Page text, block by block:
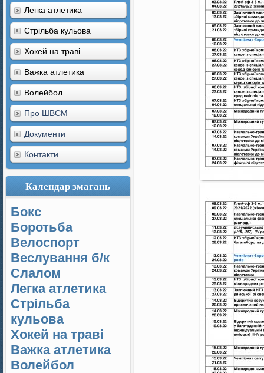
Легка атлетика
Стрільба кульова
Хокей на траві
Важка атлетика
Волейбол
Про ШВСМ
Документи
Контакти
Календар змагань
Бокс
Боротьба
Велоспорт
Веслування б/к
Cлалом
Легка атлетика
Стрільба
кульова
Хокей на траві
Важка атлетика
Волейбол